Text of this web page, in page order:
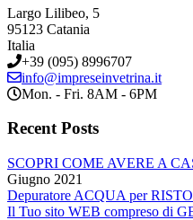
Largo Lilibeo, 5
95123 Catania
Italia
+39 (095) 8996707
info@impreseinvetrina.it
Mon. - Fri. 8AM - 6PM
Recent Posts
SCOPRI COME AVERE A
Giugno 2021
Depuratore ACQUA per
Il Tuo sito WEB compreso di